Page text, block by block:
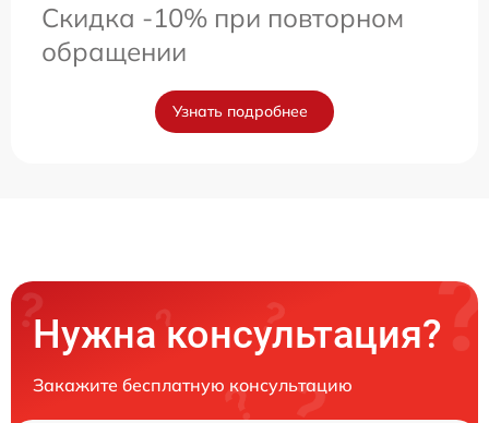
Скидка -10% при повторном
обращении
Узнать подробнее
Нужна консультация?
Закажите бесплатную консультацию